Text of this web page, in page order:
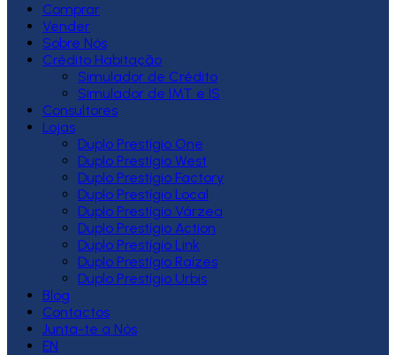
Comprar
Vender
Sobre Nós
Crédito Habitação
Simulador de Crédito
Simulador de IMT e IS
Consultores
Lojas
Duplo Prestígio One
Duplo Prestígio West
Duplo Prestígio Factory
Duplo Prestígio Local
Duplo Prestígio Várzea
Duplo Prestígio Action
Duplo Prestígio Link
Duplo Prestígio Raízes
Duplo Prestígio Urbis
Blog
Contactos
Junta-te a Nós
EN